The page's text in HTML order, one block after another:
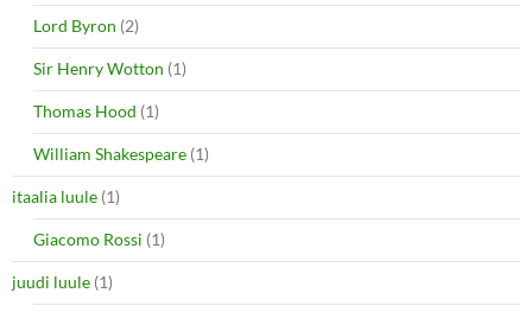
Lord Byron (2)
Sir Henry Wotton (1)
Thomas Hood (1)
William Shakespeare (1)
itaalia luule (1)
Giacomo Rossi (1)
juudi luule (1)